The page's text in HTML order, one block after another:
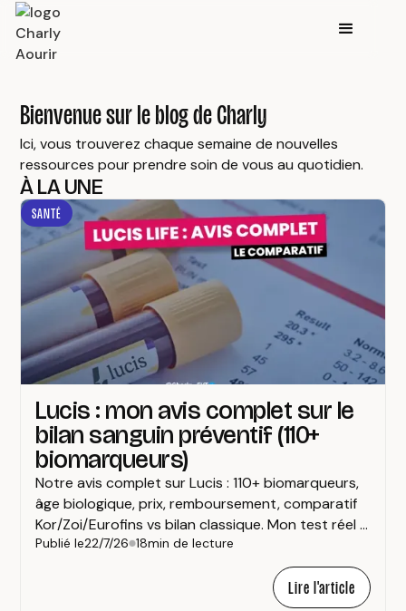
Bienvenue sur le blog de Charly
Ici, vous trouverez chaque semaine de nouvelles
ressources pour prendre soin de vous au quotidien.
À LA UNE
SANTÉ
Lucis : mon avis complet sur le
bilan sanguin préventif (110+
biomarqueurs)
Notre avis complet sur Lucis : 110+ biomarqueurs,
âge biologique, prix, remboursement, comparatif
Kor/Zoi/Eurofins vs bilan classique. Mon test réel +
code promo CHARLY10 (-10 %).
Publié le22/7/26 18min de lecture
Lire l'article